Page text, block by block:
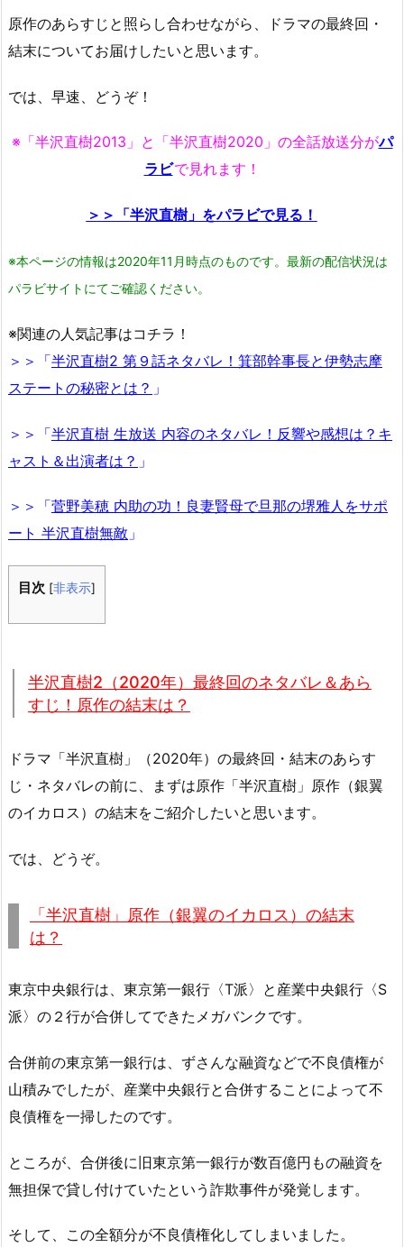
原作のあらすじと照らし合わせながら、ドラマの最終回・
結末についてお届けしたいと思います。
では、早速、どうぞ！
※「半沢直樹2013」と「半沢直樹2020」の全話放送分がパ
ラビで見れます！
＞＞「半沢直樹」をパラビで見る！
※本ページの情報は2020年11月時点のものです。最新の配信状況は
パラビサイトにてご確認ください。
※関連の人気記事はコチラ！
＞＞「半沢直樹2 第９話ネタバレ！箕部幹事長と伊勢志摩
ステートの秘密とは？ 」
＞＞「半沢直樹 生放送 内容のネタバレ！反響や感想は？キ
ャスト＆出演者は？ 」
＞＞「菅野美穂 内助の功！良妻賢母で旦那の堺雅人をサポ
ート 半沢直樹無敵 」
目次 [非表示]
半沢直樹2（2020年）最終回のネタバレ＆あら
すじ！原作の結末は？
ドラマ「半沢直樹」（2020年）の最終回・結末のあらす
じ・ネタバレの前に、まずは原作「半沢直樹」原作（銀翼
のイカロス）の結末をご紹介したいと思います。
では、どうぞ。
「半沢直樹」原作（銀翼のイカロス）の結末
は？
東京中央銀行は、東京第一銀行〈T派〉と産業中央銀行〈S
派〉の２行が合併してできたメガバンクです。
合併前の東京第一銀行は、ずさんな融資などで不良債権が
山積みでしたが、産業中央銀行と合併することによって不
良債権を一掃したのです。
ところが、合併後に旧東京第一銀行が数百億円もの融資を
無担保で貸し付けていたという詐欺事件が発覚します。
そして、この全額分が不良債権化してしまいました。